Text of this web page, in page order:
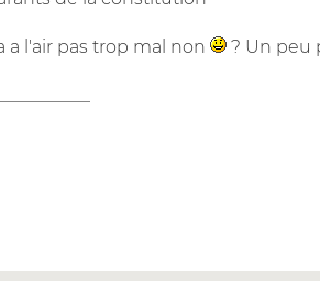
a l'air pas trop mal non ? Un peu